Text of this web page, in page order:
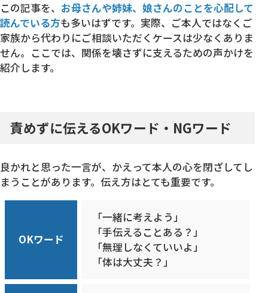
この記事を、 お母さんや姉妹、娘さんのことを心配して
読んでいる方も多いはずです。実際、ご本人ではなくご
家族から代わりにご相談いただくケースは少なくありま
せん。ここでは、関係を壊さずに支えるための声かけを
紹介します。
責めずに伝えるOKワード・NGワード
良かれと思った一言が、かえって本人の心を閉ざしてし
まうことがあります。伝え方はとても重要です。
OKワード
「一緒に考えよう」
「手伝えることある？」
「無理しなくていいよ」
「体は大丈夫？」